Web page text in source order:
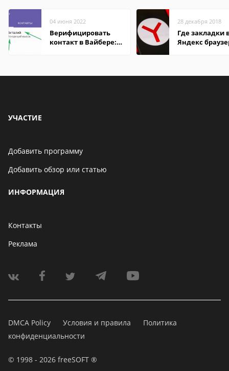
04 июня 2022
Верифицировать
контакт в Вайбере:
28 декабря 2018
Где закладки
Яндекс
УЧАСТИЕ
Добавить программу
Добавить обзор или статью
ИНФОРМАЦИЯ
Контакты
Реклама
DMCA Policy Условия и правила
Политика
конфиденциальности
© 1998 - 2026 freeSOFT ®